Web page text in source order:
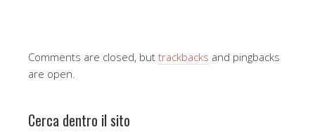
Comments are closed, but trackbacks and pingbacks
are open.
Cerca dentro il sito